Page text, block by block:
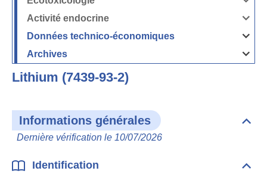
les
milieux
la
Ouvrir
la
Activité endocrine
Ouvrir
la
endocrine
Données technico-économiques
Ouvrir
la
Données
Archives
Ouvrir
Lithium (7439-93-2)
Informations générales
Dernière vérification le 10/07/2026
Identification